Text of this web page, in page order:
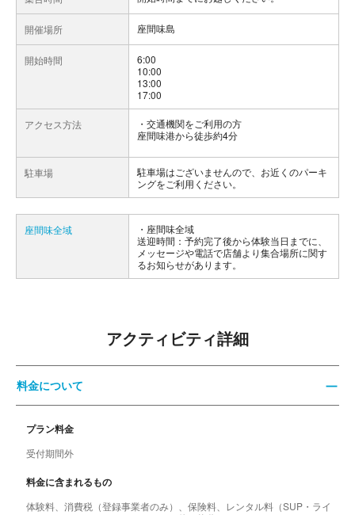
開催場所 座間味島
開始時間
6:00
10:00
13:00
17:00
アクセス方法
交通機関をご利用の方
座間味港から徒歩約4分
駐車場
駐車場はございませんので、お近くのパーキ
ングをご利用ください。
座間味全域
座間味全域
送迎時間：予約完了後から体験当日までに、
メッセージや電話で店舗より集合場所に関す
るお知らせがあります。
アクティビティ詳細
料金について
プラン料金
受付期間外
料金に含まれるもの
体験料、消費税（登録事業者のみ）、保険料、レンタル料（SUP・ライ